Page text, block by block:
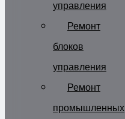
управления
Ремонт
блоков
управления
Ремонт
промышленных